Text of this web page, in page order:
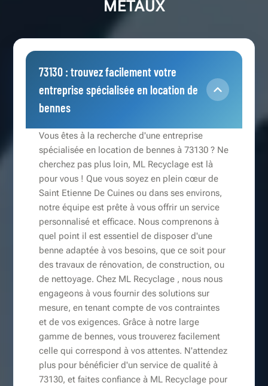
METAUX
73130 : trouvez facilement votre
entreprise spécialisée en location de
bennes
Vous êtes à la recherche d'une entreprise
spécialisée en location de bennes à 73130 ? Ne
cherchez pas plus loin, ML Recyclage est là
pour vous ! Que vous soyez en plein cœur de
Saint Etienne De Cuines ou dans ses environs,
notre équipe est prête à vous offrir un service
personnalisé et efficace. Nous comprenons à
quel point il est essentiel de disposer d'une
benne adaptée à vos besoins, que ce soit pour
des travaux de rénovation, de construction, ou
de nettoyage. Chez ML Recyclage , nous nous
engageons à vous fournir des solutions sur
mesure, en tenant compte de vos contraintes
et de vos exigences. Grâce à notre large
gamme de bennes, vous trouverez facilement
celle qui correspond à vos attentes. N'attendez
plus pour bénéficier d'un service de qualité à
73130, et faites confiance à ML Recyclage pour